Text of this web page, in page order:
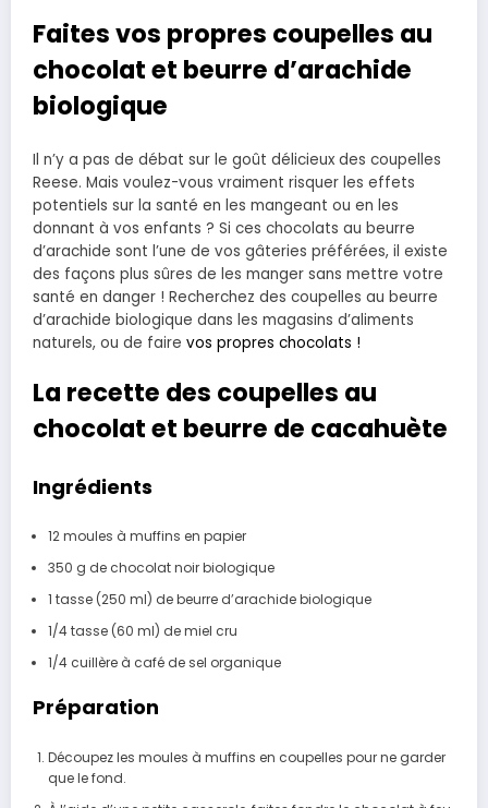
Faites vos propres coupelles au
chocolat et beurre d’arachide
biologique
Il n’y a pas de débat sur le goût délicieux des coupelles
Reese. Mais voulez-vous vraiment risquer les effets
potentiels sur la santé en les mangeant ou en les
donnant à vos enfants ? Si ces chocolats au beurre
d’arachide sont l’une de vos gâteries préférées, il existe
des façons plus sûres de les manger sans mettre votre
santé en danger ! Recherchez des coupelles au beurre
d’arachide biologique dans les magasins d’aliments
naturels, ou de faire vos propres chocolats !
La recette des coupelles au
chocolat et beurre de cacahuète
Ingrédients
12 moules à muffins en papier
350 g de chocolat noir biologique
1 tasse (250 ml) de beurre d’arachide biologique
1/4 tasse (60 ml) de miel cru
1/4 cuillère à café de sel organique
Préparation
Découpez les moules à muffins en coupelles pour ne garder
que le fond.